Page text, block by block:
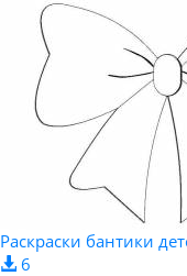
Раскраски бантики
6